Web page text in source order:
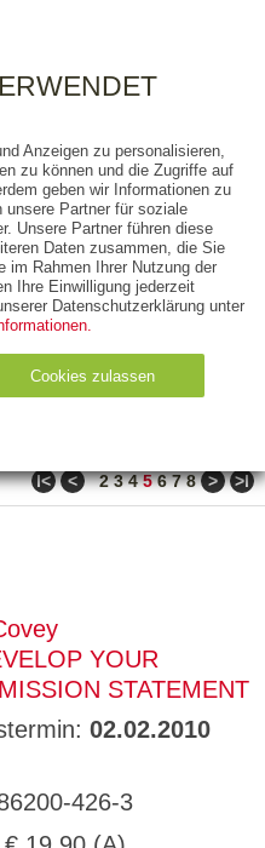
Bestseller
ǀ< < 2 3 4 5 6 7 8 > >ǀ
YOUR
STATEMENT
02.02.2010
426-3
Anzeigen zu personalisieren,
zu können und die Zugriffe auf
geben wir Informationen zu
unsere Partner für soziale
Unsere Partner führen diese
Daten zusammen, die Sie
im Rahmen Ihrer Nutzung der
Ihre Einwilligung jederzeit
Datenschutzerklärung unter
Cookies zulassen
Ty
des
auf der aktuellen